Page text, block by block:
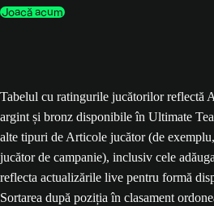
Joacă acum
Tabelul cu ratingurile jucătorilor reflectă
argint și bronz disponibile în Ultimate
alte tipuri de Articole jucător (de
jucător de campanie), inclusiv cele
reflecta actualizările live pentru formă
Sortarea după poziția în clasament